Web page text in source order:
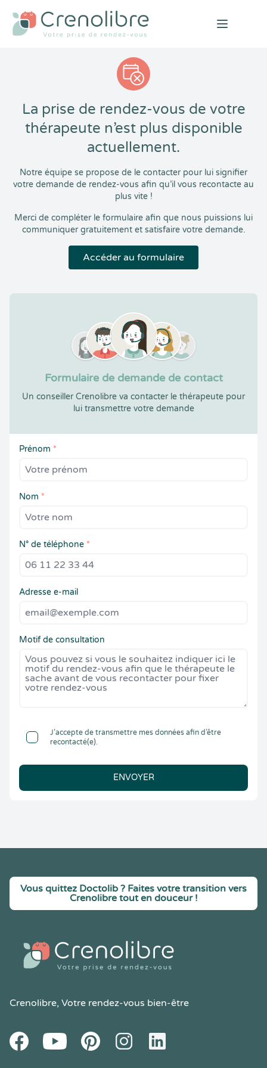
Open
La prise de rendez-vous de votre
thérapeute n’est plus disponible
actuellement.
Notre équipe se propose de le contacter pour lui signifier
votre demande de rendez-vous afin qu’il vous recontacte au
plus vite !
Merci de compléter le formulaire afin que nous puissions lui
communiquer gratuitement et satisfaire votre demande.
Accéder au formulaire
Formulaire de demande de contact
Un conseiller Crenolibre va contacter le thérapeute pour
lui transmettre votre demande
Prénom *
Nom *
N° de téléphone *
Adresse e-mail
Motif de consultation
J’accepte de transmettre mes données afin d’être
recontacté(e).
ENVOYER
Vous quittez Doctolib ? Faites votre transition vers
Crenolibre tout en douceur !
Crenolibre, Votre rendez-vous bien-être
FacebookYoutube PinteresetInstagramLinkedIn